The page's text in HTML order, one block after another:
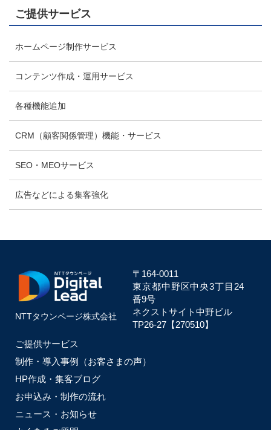
ご提供サービス
ホームページ制作サービス
コンテンツ作成・運用サービス
各種機能追加
CRM（顧客関係管理）機能・サービス
SEO・MEOサービス
広告などによる集客強化
NTTタウンページ株式会社
ご提供サービス
制作・導入事例（お客さまの声）
HP作成・集客ブログ
お申込み・制作の流れ
ニュース・お知らせ
〒164-0011
東京都中野区中央3丁目24
番9号
ネクストサイト中野ビル
TP26-27【270510】